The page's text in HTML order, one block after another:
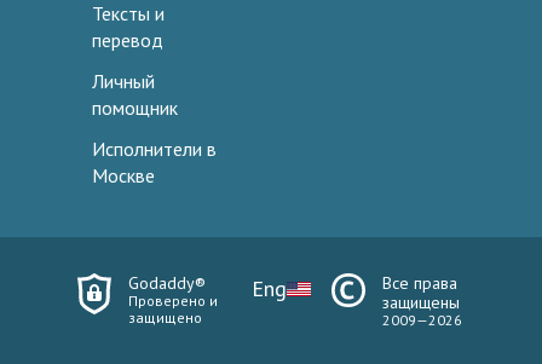
Тексты и
перевод
Личный
помощник
Исполнители в
Москве
Godaddy®
Проверено и
защищено
Eng
Все права
защищены
2009—2026